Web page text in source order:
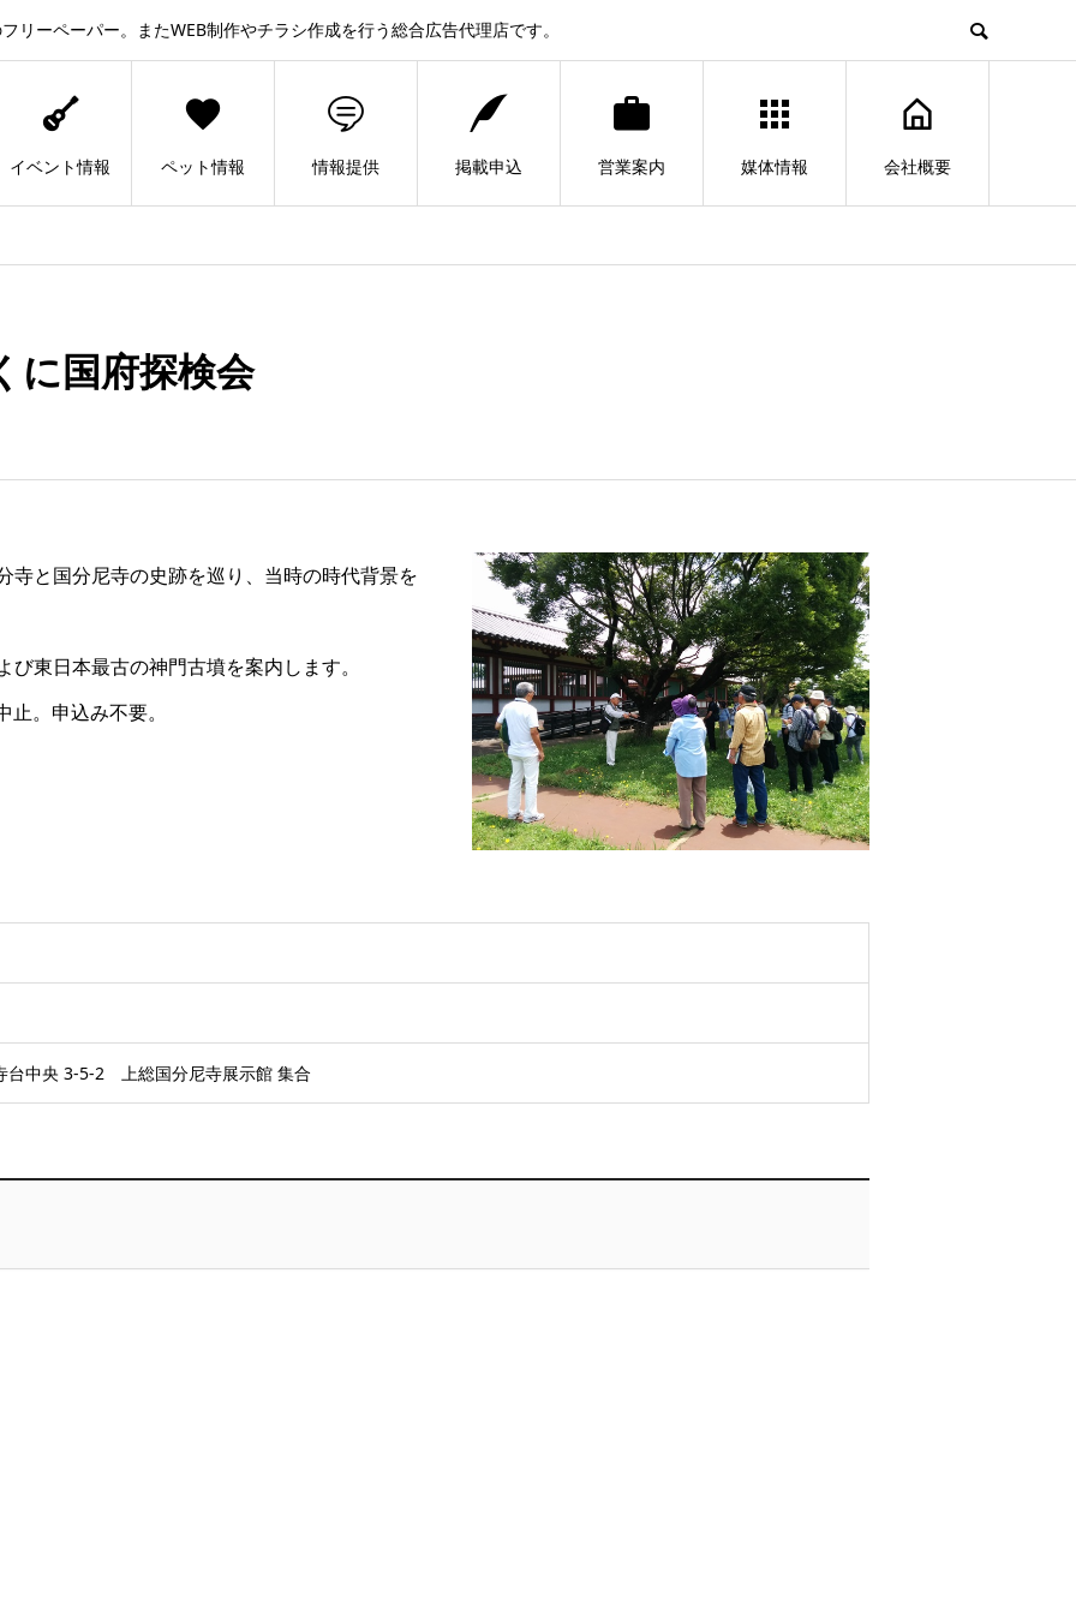
ーペーパー。またWEB制作やチラシ作成を行う総合広告代理店です。
イベント情報 ペット情報 情報提供 掲載申込 営業案内 媒体情報 会社概要
に国府探検会
寺と国分尼寺の史跡を巡り、当時の時代背景を
東日本最古の神門古墳を案内します。
。申込み不要。
台中央 3-5-2 上総国分尼寺展示館 集合